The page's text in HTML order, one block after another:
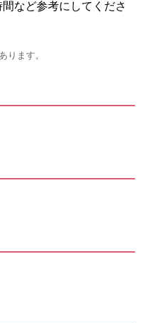
など参考にしてくださ
ります。